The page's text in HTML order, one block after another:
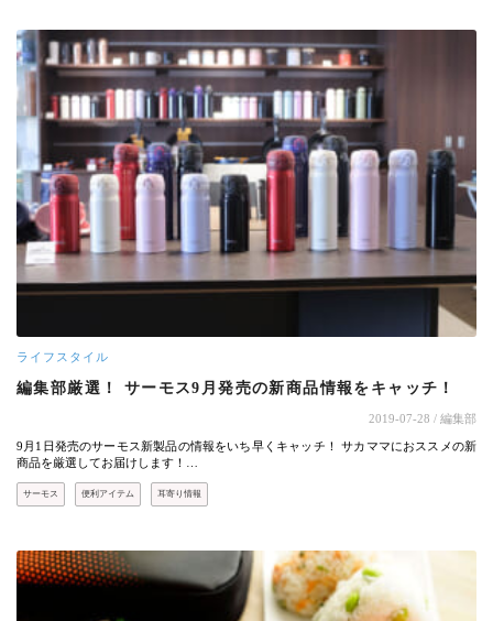
ライフスタイル
編集部厳選！ サーモス9月発売の新商品情報をキャッチ！
2019-07-28 / 編集部
9月1日発売のサーモス新製品の情報をいち早くキャッチ！ サカママにおススメの新
商品を厳選してお届けします！…
サーモス 便利アイテム 耳寄り情報